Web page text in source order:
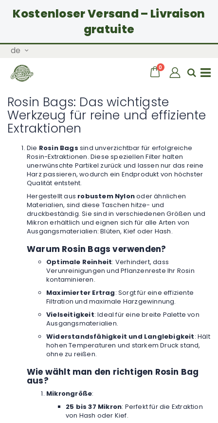
Kostenloser Versand – Livraison
gratuite
Zum
springen
Sprache
de
Wagen
0 Artikel
Rosin Bags: Das wichtigste
Werkzeug für reine und effiziente
Extraktionen
Die Rosin Bags sind unverzichtbar für erfolgreiche
Rosin-Extraktionen. Diese speziellen Filter halten
unerwünschte Partikel zurück und lassen nur das reine
Harz passieren, wodurch ein Endprodukt von höchster
Qualität entsteht.
Hergestellt aus robustem Nylonoder ähnlichen
Materialien, sind diese Taschen hitze- und
druckbeständig. Sie sind in verschiedenen Größen und
Mikron erhältlich und eignen sich für alle Arten von
Ausgangsmaterialien: Blüten, Kief oder Hash.
Warum Rosin Bags verwenden?
Optimale Reinheit: Verhindert, dass
Verunreinigungen und Pflanzenreste Ihr Rosin
kontaminieren.
Maximierter Ertrag: Sorgt für eine effiziente
Filtration und maximale Harzgewinnung.
Vielseitigkeit: Ideal für eine breite Palette von
Ausgangsmaterialien.
Widerstandsfähigkeit und Langlebigkeit: Hält
hohen Temperaturen und starkem Druck stand,
ohne zu reißen.
Wie wählt man den richtigen Rosin Bag
aus?
Mikrongröße:
25 bis 37 Mikron: Perfekt für die Extraktion
von Hash oder Kief.